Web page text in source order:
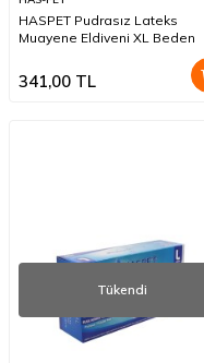
HASPET Pudrasız Lateks
Muayene Eldiveni XL Beden
341,00 TL
Tükendi